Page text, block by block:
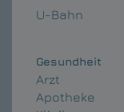
U-Bahn
Gesundheit
Arzt
Apotheke